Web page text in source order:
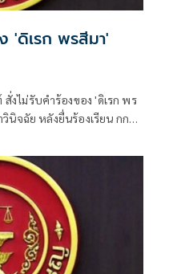
'ดิเรก พรสีมา'
งไม่รับคำร้องของ 'ดิเรก พร
นิจฉัย หลังยื่นร้องเรียน กกต.